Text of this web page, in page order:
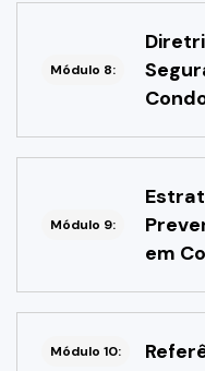
Módulo 8:
Módulo 9:
em
Módulo 10: